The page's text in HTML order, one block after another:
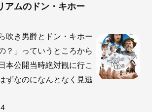
アムのドン・キホー
吹き男爵とドン・キホー
？」っていうところから
本公開当時絶対観に行こ
ずなのになんとなく見逃